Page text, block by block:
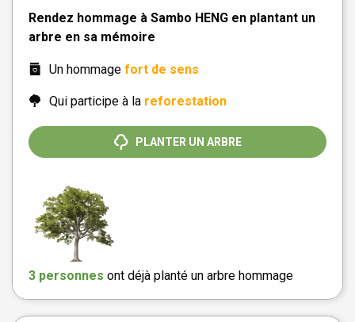
Rendez hommage à Sambo HENG en plantant un
arbre en sa mémoire
Un hommage fort de sens
Qui participe à la reforestation
PLANTER UN ARBRE
3 personnes ont déjà planté un arbre hommage